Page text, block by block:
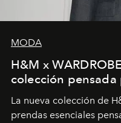
MODA
H&M x
colección
La nueva colección de
prendas esenciales